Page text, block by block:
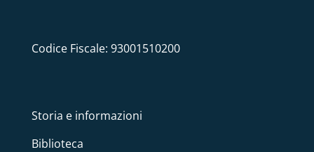
Codice Fiscale: 93001510200
Storia e informazioni
Biblioteca